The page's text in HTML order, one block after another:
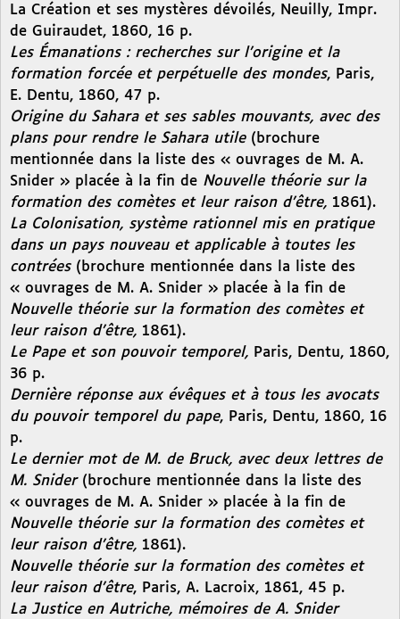
La Création et ses mystères dévoilés, Neuilly, Impr.
de Guiraudet, 1860, 16 p.
Les Émanations : recherches sur l’origine et la
formation forcée et perpétuelle des mondes, Paris,
E. Dentu, 1860, 47 p.
Origine du Sahara et ses sables mouvants, avec des
plans pour rendre le Sahara utile (brochure
mentionnée dans la liste des « ouvrages de M. A.
Snider » placée à la fin de Nouvelle théorie sur la
formation des comètes et leur raison d’être, 1861).
La Colonisation, système rationnel mis en pratique
dans un pays nouveau et applicable à toutes les
contrées (brochure mentionnée dans la liste des
« ouvrages de M. A. Snider » placée à la fin de
Nouvelle théorie sur la formation des comètes et
leur raison d’être, 1861).
Le Pape et son pouvoir temporel, Paris, Dentu, 1860,
36 p.
Dernière réponse aux évêques et à tous les avocats
du pouvoir temporel du pape, Paris, Dentu, 1860, 16
p.
Le dernier mot de M. de Bruck, avec deux lettres de
M. Snider (brochure mentionnée dans la liste des
« ouvrages de M. A. Snider » placée à la fin de
Nouvelle théorie sur la formation des comètes et
leur raison d’être, 1861).
Nouvelle théorie sur la formation des comètes et
leur raison d’être, Paris, A. Lacroix, 1861, 45 p.
La Justice en Autriche, mémoires de A. Snider